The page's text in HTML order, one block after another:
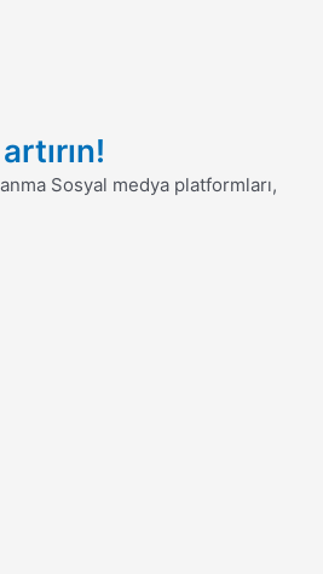
Sosyal medya platformları,